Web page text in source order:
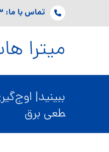
تماس با ما: ۰۹۱۴.۴۱۱.۸۵۳۳
میترا
ببینید|
طعی برق